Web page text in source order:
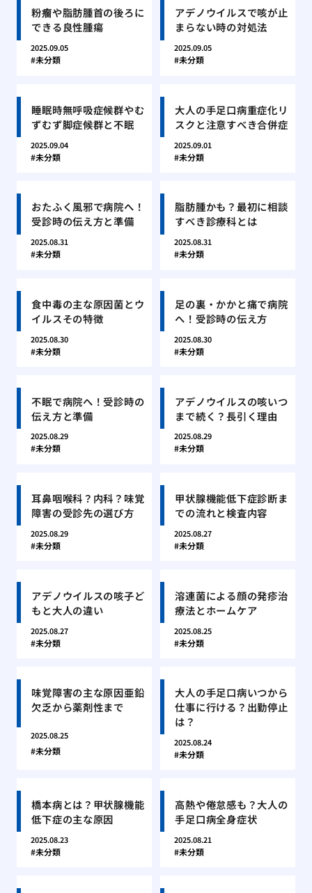
粉瘤や脂肪腫首の後ろに
できる良性腫瘍
2025.09.05
未分類
アデノウイルスで咳が止
まらない時の対処法
2025.09.05
未分類
睡眠時無呼吸症候群やむ
ずむず脚症候群と不眠
2025.09.04
未分類
大人の手足口病重症化リ
スクと注意すべき合併症
2025.09.01
未分類
おたふく風邪で病院へ！
受診時の伝え方と準備
2025.08.31
未分類
脂肪腫かも？最初に相談
すべき診療科とは
2025.08.31
未分類
食中毒の主な原因菌とウ
イルスその特徴
2025.08.30
未分類
足の裏・かかと痛で病院
へ！受診時の伝え方
2025.08.30
未分類
不眠で病院へ！受診時の
伝え方と準備
2025.08.29
未分類
アデノウイルスの咳いつ
まで続く？長引く理由
2025.08.29
未分類
耳鼻咽喉科？内科？味覚
障害の受診先の選び方
2025.08.29
未分類
甲状腺機能低下症診断ま
での流れと検査内容
2025.08.27
未分類
アデノウイルスの咳子ど
もと大人の違い
2025.08.27
未分類
溶連菌による顔の発疹治
療法とホームケア
2025.08.25
未分類
味覚障害の主な原因亜鉛
欠乏から薬剤性まで
2025.08.25
未分類
大人の手足口病いつから
仕事に行ける？出勤停止
は？
2025.08.24
未分類
橋本病とは？甲状腺機能
低下症の主な原因
2025.08.23
未分類
高熱や倦怠感も？大人の
手足口病全身症状
2025.08.21
未分類